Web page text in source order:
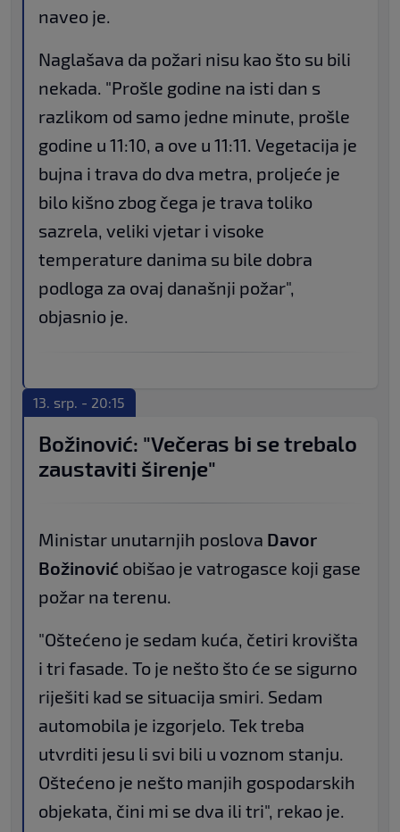
naveo je.
Naglašava da požari nisu kao što su bili
nekada. "Prošle godine na isti dan s
razlikom od samo jedne minute, prošle
godine u 11:10, a ove u 11:11. Vegetacija je
bujna i trava do dva metra, proljeće je
bilo kišno zbog čega je trava toliko
sazrela, veliki vjetar i visoke
temperature danima su bile dobra
podloga za ovaj današnji požar",
objasnio je.
13. srp. - 20:15
Božinović: "Večeras bi se trebalo
zaustaviti širenje"
Ministar unutarnjih poslova Davor
Božinović obišao je vatrogasce koji gase
požar na terenu.
"Oštećeno je sedam kuća, četiri krovišta
i tri fasade. To je nešto što će se sigurno
riješiti kad se situacija smiri. Sedam
automobila je izgorjelo. Tek treba
utvrditi jesu li svi bili u voznom stanju.
Oštećeno je nešto manjih gospodarskih
objekata, čini mi se dva ili tri", rekao je.